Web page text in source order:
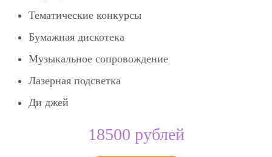
Тематические конкурсы
Бумажная дискотека
Музыкальное сопровождение
Лазерная подсветка
Ди джей
18500 рублей